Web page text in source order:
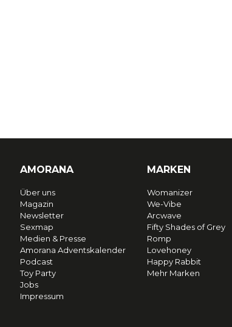
AMORANA
Über uns
Magazin
Newsletter
Sexmap
Medien & Presse
Amorana Adventskalender
Podcast
Toy Party
Jobs
Impressum
MARKEN
Womanizer
We-Vibe
Arcwave
Fifty Shades of Grey
Romp
Lovehoney
Happy Rabbit
Mehr Marken